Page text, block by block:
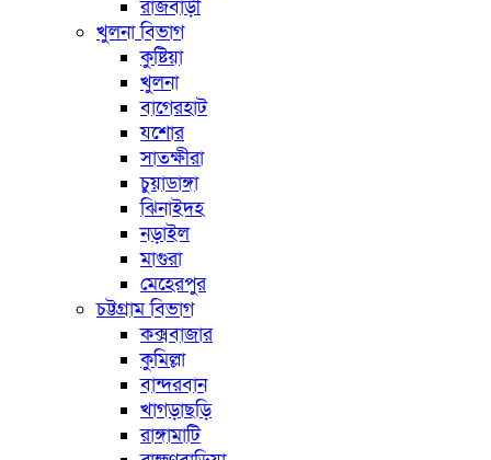
রাজবাড়ী
খুলনা বিভাগ
কুষ্টিয়া
খুলনা
বাগেরহাট
যশোর
সাতক্ষীরা
চুয়াডাঙ্গা
ঝিনাইদহ
নড়াইল
মাগুরা
মেহেরপুর
চট্টগ্রাম বিভাগ
কক্সবাজার
কুমিল্লা
বান্দরবান
খাগড়াছড়ি
রাঙ্গামাটি